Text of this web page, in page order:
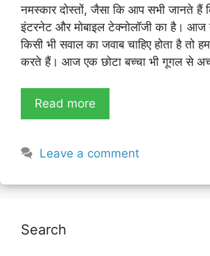
नमस्कार दोस्तों, जैसा कि आप सभी जानते
इंटरनेट और मोबाइल टेक्नोलॉजी का है।
किसी भी सवाल का जवाब चाहिए होता है तो
करते हैं। आज एक छोटा बच्चा भी गूगल से
Read more
Leave a comment
Search